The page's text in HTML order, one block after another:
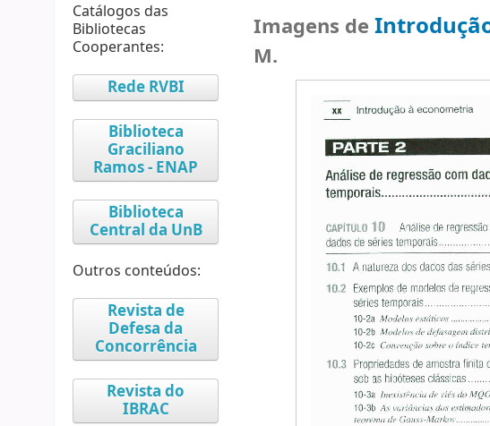
Catálogos das
Bibliotecas
Cooperantes:
Rede RVBI
Biblioteca
Graciliano
Ramos - ENAP
Biblioteca
Central da UnB
Outros conteúdos:
Revista de
Defesa da
Concorrência
Revista do
IBRAC
Imagens de
M.